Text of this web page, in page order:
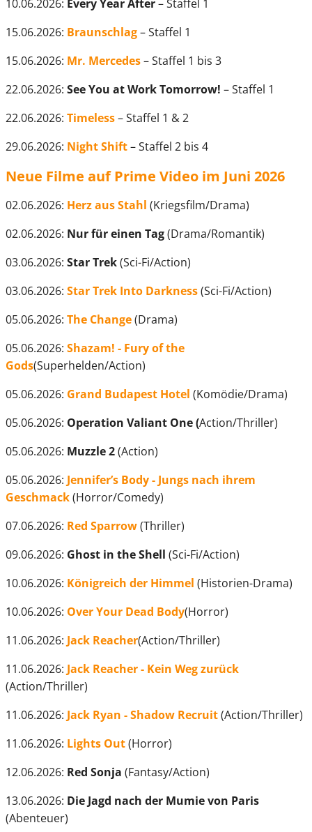
10.06.2026: Every Year After– Staffel 1
15.06.2026: Braunschlag– Staffel 1
15.06.2026: Mr. Mercedes– Staffel 1 bis 3
22.06.2026: See You at Work Tomorrow! – Staffel 1
22.06.2026: Timeless– Staffel 1 & 2
29.06.2026: Night Shift– Staffel 2 bis 4
Neue Filme auf Prime Video im Juni 2026
02.06.2026: Herz aus Stahl (Kriegsfilm/Drama)
02.06.2026: Nur für einen Tag(Drama/Romantik)
03.06.2026: Star Trek(Sci-Fi/Action)
03.06.2026: Star Trek Into Darkness(Sci-Fi/Action)
05.06.2026: The Change(Drama)
05.06.2026: Shazam! - Fury of the
Gods(Superhelden/Action)
05.06.2026: Grand Budapest Hotel (Komödie/Drama)
05.06.2026: Operation Valiant One (Action/Thriller)
05.06.2026: Muzzle 2(Action)
05.06.2026: Jennifer’s Body - Jungs nach ihrem
Geschmack(Horror/Comedy)
07.06.2026: Red Sparrow(Thriller)
09.06.2026: Ghost in the Shell (Sci-Fi/Action)
10.06.2026: Königreich der Himmel (Historien-Drama)
10.06.2026: Over Your Dead Body(Horror)
11.06.2026: Jack Reacher(Action/Thriller)
11.06.2026: Jack Reacher - Kein Weg zurück
(Action/Thriller)
11.06.2026: Jack Ryan - Shadow Recruit(Action/Thriller)
11.06.2026: Lights Out(Horror)
12.06.2026: Red Sonja (Fantasy/Action)
13.06.2026: Die Jagd nach der Mumie von Paris
(Abenteuer)